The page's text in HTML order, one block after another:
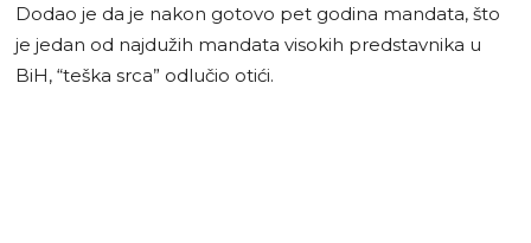
Dodao je da je nakon gotovo pet godina mandata, što
je jedan od najdužih mandata visokih predstavnika u
BiH, “teška srca” odlučio otići.